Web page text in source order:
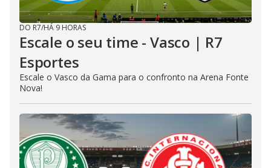
DO R7/HÁ 9 HORAS
Escale o seu time - Vasco | R7
Esportes
Escale o Vasco da Gama para o confronto na Arena Fonte
Nova!